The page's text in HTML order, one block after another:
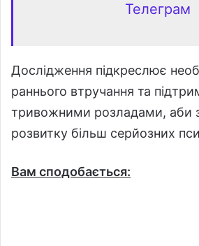
Телеграм
Дослідження підкреслює
раннього втручання та
тривожними розладами, аби
розвитку більш серйозних
Вам сподобається: